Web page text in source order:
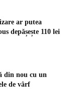
ar putea
depășește 110 lei
din nou cu un
de vârf